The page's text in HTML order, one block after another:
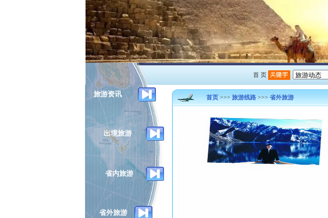
首 页
旅游资讯
出境旅游
省内旅游
省外旅游
首页>>> 旅游线路>>> 省外旅游